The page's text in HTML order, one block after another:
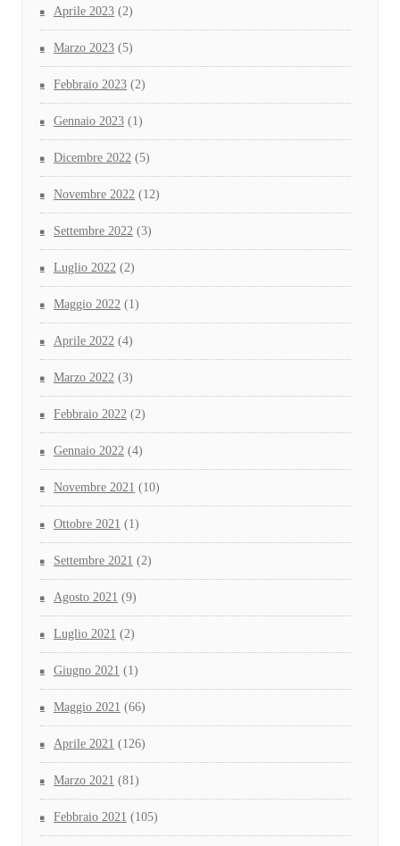
Aprile 2023 (2)
Marzo 2023 (5)
Febbraio 2023 (2)
Gennaio 2023 (1)
Dicembre 2022 (5)
Novembre 2022 (12)
Settembre 2022 (3)
Luglio 2022 (2)
Maggio 2022 (1)
Aprile 2022 (4)
Marzo 2022 (3)
Febbraio 2022 (2)
Gennaio 2022 (4)
Novembre 2021 (10)
Ottobre 2021 (1)
Settembre 2021 (2)
Agosto 2021 (9)
Luglio 2021 (2)
Giugno 2021 (1)
Maggio 2021 (66)
Aprile 2021 (126)
Marzo 2021 (81)
Febbraio 2021 (105)